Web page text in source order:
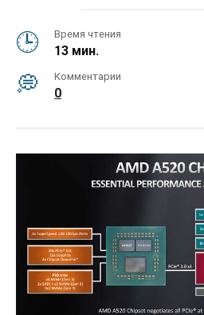
Время чтения
13 мин.
Комментарии
0